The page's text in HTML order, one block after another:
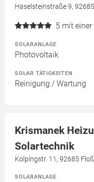
Haselsteinstraße 9,
5 mit einer
SOLARANLAGE
Photovoltaik
SOLAR TÄTIGKEITEN
Reinigung / Wartung
Krismanek
Solartechnik
Kolpingstr. 11, 92685
SOLARANLAGE